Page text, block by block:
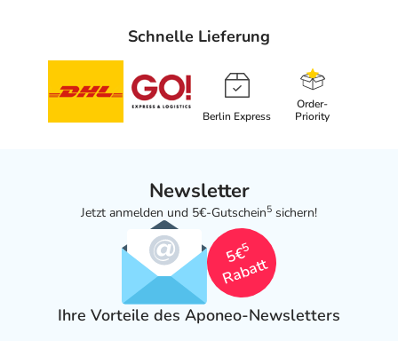
Schnelle Lieferung
Berlin Express
Order-
Priority
Newsletter
Jetzt anmelden und 5€-Gutschein5 sichern!
5€
5
Rabatt
Ihre Vorteile des Aponeo-Newsletters